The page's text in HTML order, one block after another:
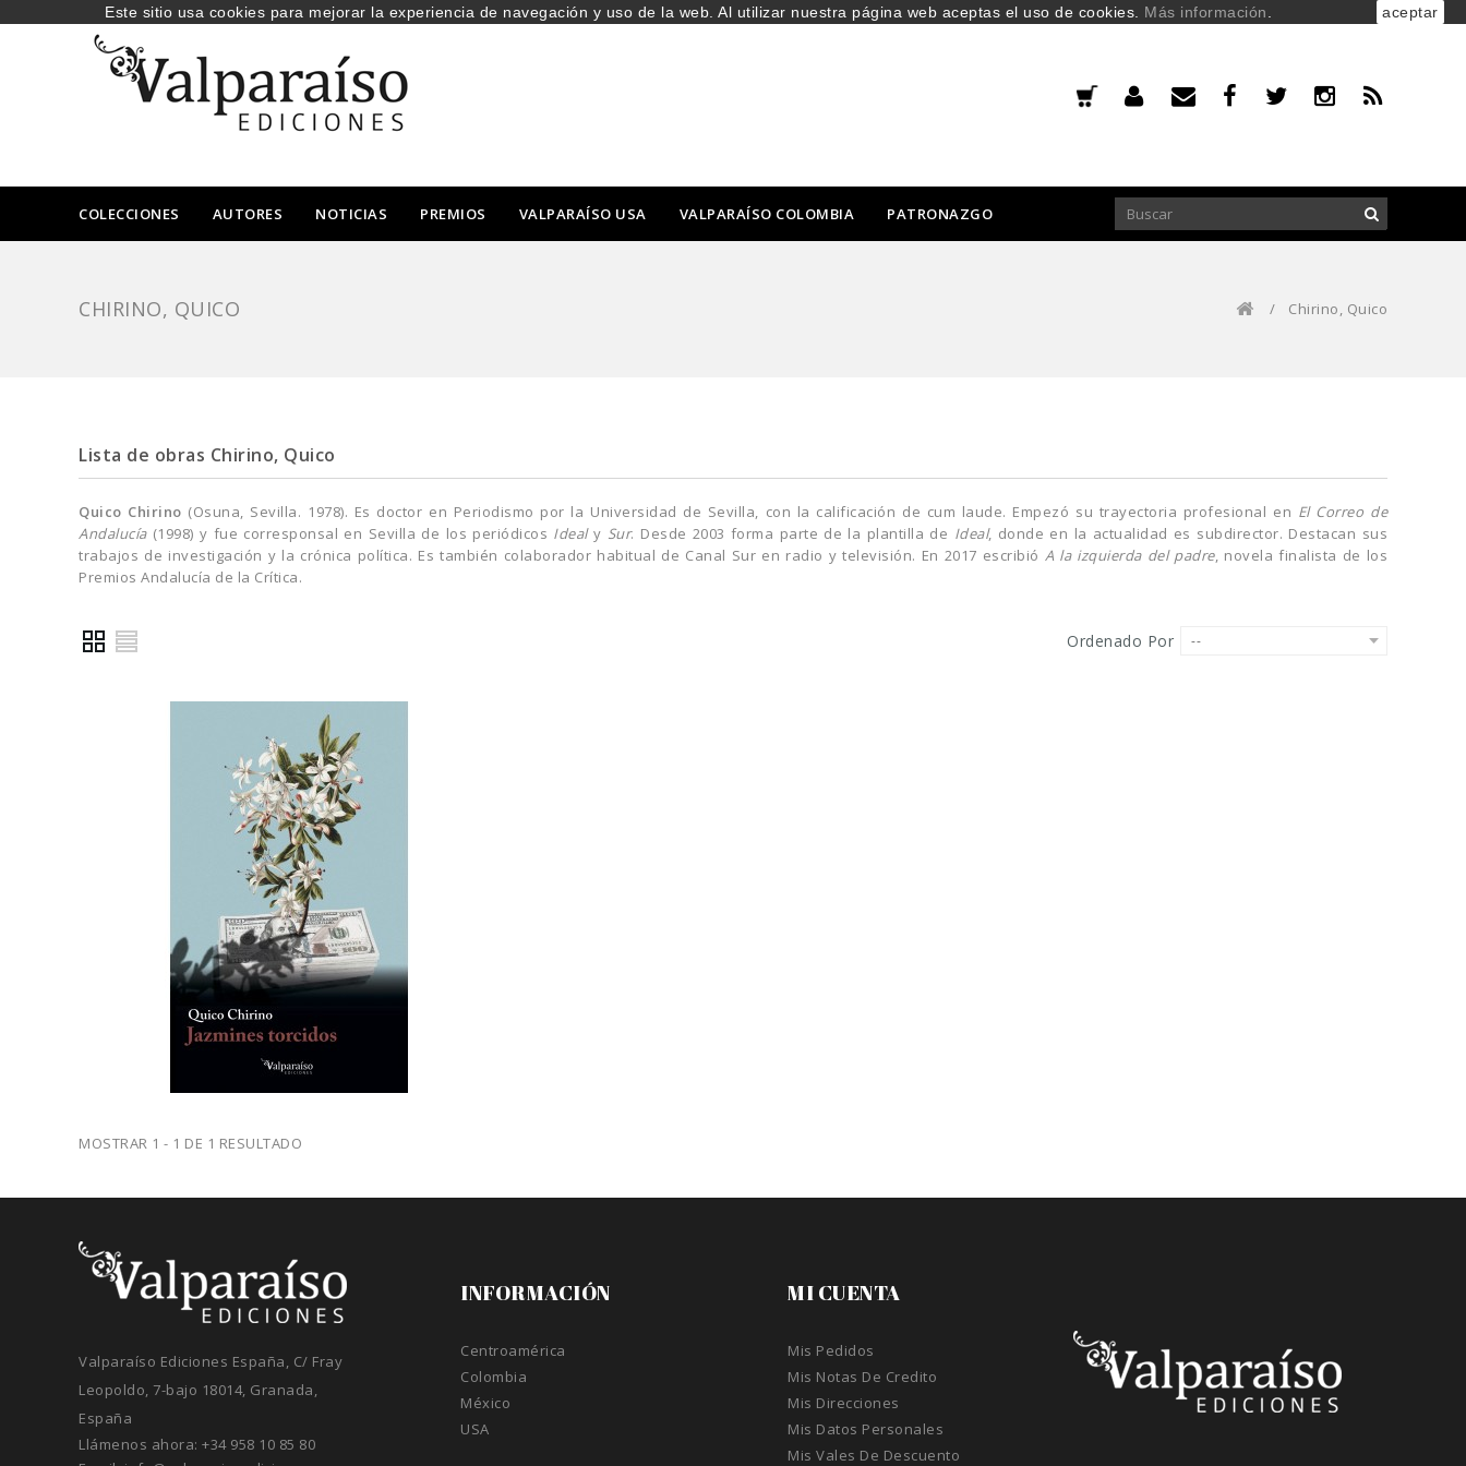
COLECCIONES AUTORES NOTICIAS PREMIOS VALPARAÍSO USA VALPARAÍSO COLOMBIA PATRONAZGO
CHIRINO, QUICO / Chirino, Quico
Lista de obras Chirino, Quico
Quico Chirino (Osuna, Sevilla. 1978). Es doctor en Periodismo por la Universidad de Sevilla, con la calificación de cum laude. Empezó su trayectoria profesional en El Correo de
Andalucía(1998) y fue corresponsal en Sevilla de los periódicos Idealy Sur. Desde 2003 forma parte de la plantilla de Ideal, donde en la actualidad es subdirector. Destacan sus
trabajos de investigación y la crónica política. Es también colaborador habitual de Canal Sur en radio y televisión. En 2017 escribió A la izquierda del padre, novela finalista de los
Premios Andalucía de la Crítica.
Ordenado Por --
MOSTRAR 1 - 1 DE 1 RESULTADO
MI CUENTA
Mis Pedidos
Mis Notas De Credito
Mis Direcciones
Mis Datos Personales
Mis Vales De Descuento
INFORMACIÓN
Centroamérica
Colombia
México
USA
Valparaíso Ediciones España, C/ Fray
Leopoldo, 7-bajo 18014, Granada,
España
Llámenos ahora: +34 958 10 85 80
Este sitio usa cookies para mejorar la experiencia de navegación y uso de la web. Al utilizar nuestra página web aceptas el uso de cookies. Más información aceptar